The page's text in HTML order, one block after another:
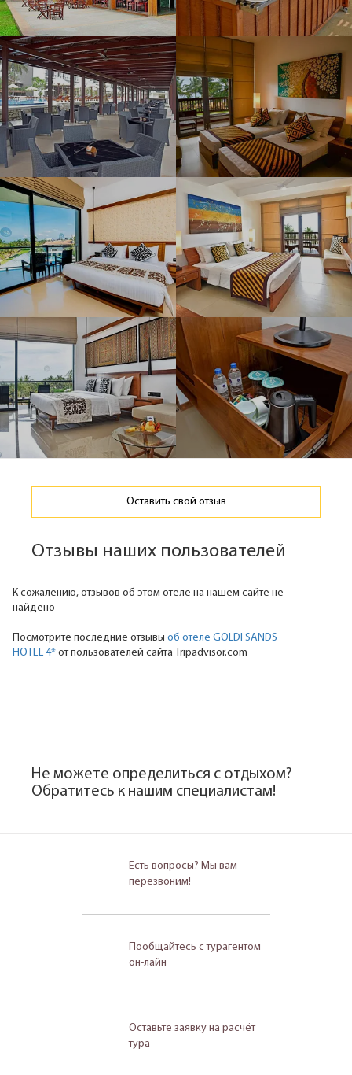
Оставить свой отзыв
Отзывы наших пользователей
К сожалению, отзывов об этом отеле на нашем сайте не
найдено
Посмотрите последние отзывы об отеле GOLDI SANDS
HOTEL 4* от пользователей сайта Tripadvisor.com
Не можете определиться с отдыхом?
Обратитесь к нашим специалистам!
Есть вопросы? Мы вам
перезвоним!
Пообщайтесь с турагентом
он-лайн
Оставьте заявку на расчёт
тура